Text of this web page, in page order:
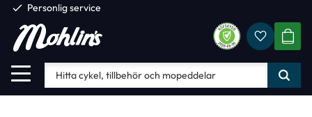
Meny
check Personlig service